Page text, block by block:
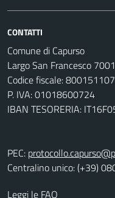
CONTATTI
Comune di Capurso
Largo San Francesco
Codice fiscale:
P. IVA: 01018600724
IBAN TESORERIA:
PEC:
Centralino unico: (+39)
Leggi le FAQ